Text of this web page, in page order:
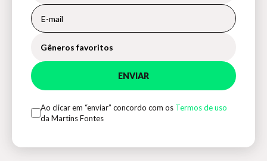
Gêneros favoritos
ENVIAR
Ao clicar em “enviar” concordo com os Termos de uso
da Martins Fontes